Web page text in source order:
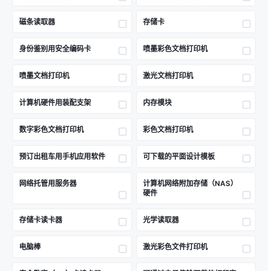
磁条读取器 存储卡
身份鉴别用安全编码卡 喷墨彩色文档打印机
喷墨文档打印机 激光文档打印机
计算机硬件用装配支架 内存模块
数字彩色文档打印机 彩色文档打印机
预订出租车用手机应用软件 可下载的平面设计模板
网络托管用服务器
计算机网络附加存储（NAS）
硬件
存储卡读卡器 光学读取器
电脑棒 激光彩色文件打印机